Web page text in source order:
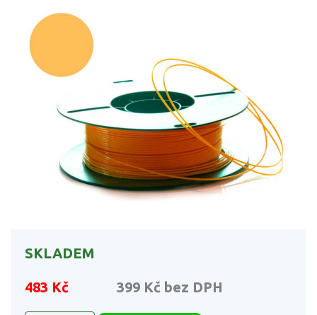
SKLADEM
483 Kč 399 Kč bez DPH